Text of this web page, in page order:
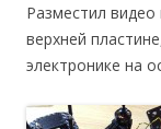
Разместил видео
верхней
электронике на